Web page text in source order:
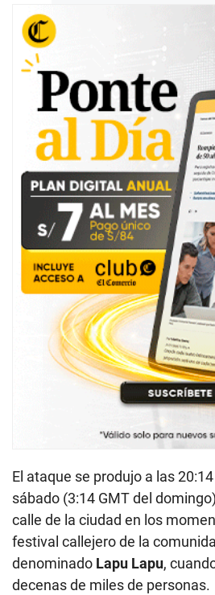
El ataque se produjo a las
sábado (3:14 GMT del
calle de la ciudad en los
festival callejero de la
denominado Lapu Lapu,
decenas de miles de personas.